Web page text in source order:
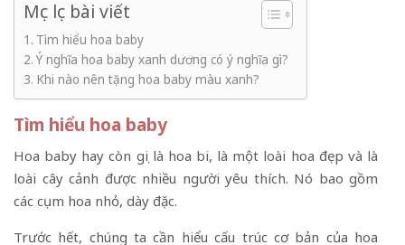
Mục lục bài viết
Tìm hiểu hoa baby
Ý nghĩa hoa baby xanh dương có ý nghĩa gì?
Khi nào nên tặng hoa baby màu xanh?
Tìm hiểu hoa baby
Hoa baby hay còn gọi là hoa bi, là một loài hoa đẹp và là
loài cây cảnh được nhiều người yêu thích. Nó bao gồm
các cụm hoa nhỏ, dày đặc.
Trước hết, chúng ta cần hiểu cấu trúc cơ bản của hoa